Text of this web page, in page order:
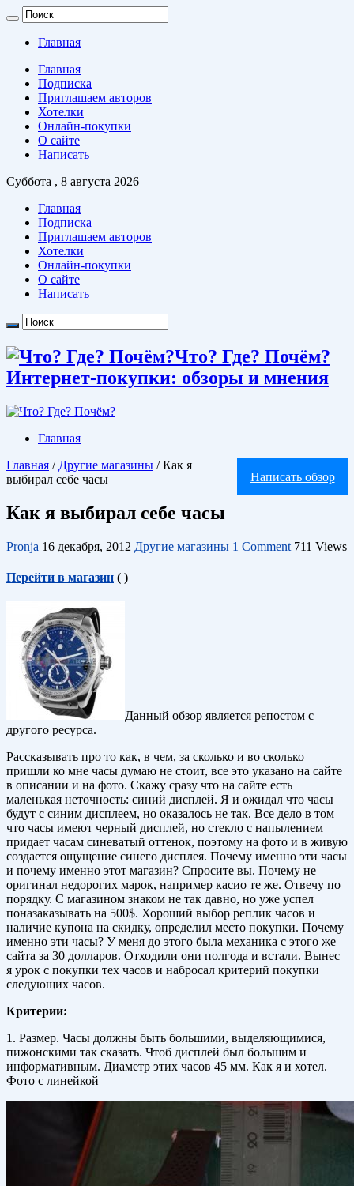
Главная
Главная
Подписка
Приглашаем авторов
Хотелки
Онлайн-покупки
О сайте
Написать
Суббота , 8 августа 2026
Главная
Подписка
Приглашаем авторов
Хотелки
Онлайн-покупки
О сайте
Написать
Что? Где? Почём?
Интернет-покупки: обзоры и мнения
Главная
Написать обзор
Главная / Другие магазины / Как я
выбирал себе часы
Как я выбирал себе часы
Pronja 16 декабря, 2012 Другие магазины 1 Comment 711 Views
Перейти в магазин ( )
Данный обзор является репостом с
другого ресурса.
Рассказывать про то как, в чем, за сколько и во сколько
пришли ко мне часы думаю не стоит, все это указано на сайте
в описании и на фото. Скажу сразу что на сайте есть
маленькая неточность: синий дисплей. Я и ожидал что часы
будут с синим дисплеем, но оказалось не так. Все дело в том
что часы имеют черный дисплей, но стекло с напылением
придает часам синеватый оттенок, поэтому на фото и в живую
создается ощущение синего дисплея. Почему именно эти часы
и почему именно этот магазин? Спросите вы. Почему не
оригинал недорогих марок, например касио те же. Отвечу по
порядку. С магазином знаком не так давно, но уже успел
поназаказывать на 500$. Хороший выбор реплик часов и
наличие купона на скидку, определил место покупки. Почему
именно эти часы? У меня до этого была механика с этого же
сайта за 30 долларов. Отходили они полгода и встали. Вынес
я урок с покупки тех часов и набросал критерий покупки
следующих часов.
Критерии:
1. Размер. Часы должны быть большими, выделяющимися,
пижонскими так сказать. Чтоб дисплей был большим и
информативным. Диаметр этих часов 45 мм. Как я и хотел.
Фото с линейкой